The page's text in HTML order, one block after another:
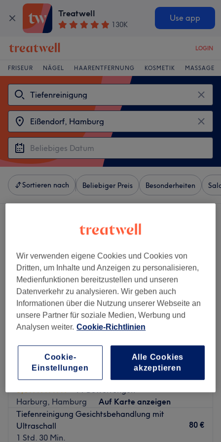
Treatwell
130K
Use app
LOGIN
FRISEUR NÄGEL HAARENTFERNUNG KOSMETIK MASSAGE
Sortieren nach Beliebiger Preis Besonderheiten
tiefenreinigung in der Nähe von Eißendorf, Hamburg
Kosmetik&Shugaring by Natalia
Harburg, Hamburg
Auf Karte anzeigen
Tiefenreinigung Gesichtsbehandlung mit
Ultraschall
1 Std. 30 Min.
80 €
Wir verwenden eigene Cookies und Cookies von
Dritten, um Inhalte und Anzeigen zu personalisieren,
Medienfunktionen bereitzustellen und unseren
Datenverkehr zu analysieren. Wir geben auch
Informationen über die Nutzung unserer Webseite an
unsere Partner für soziale Medien, Werbung und
Analysen weiter. Cookie-Richtlinien
Cookie-
Einstellungen
Alle Cookies
akzeptieren